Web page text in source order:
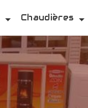
Chaudières